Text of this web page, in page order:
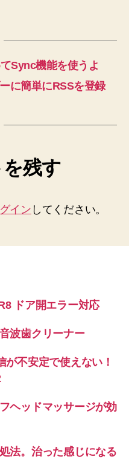
Sync機能を使うよ
に簡単にRSSを登録
残す
イン してください。
ドア開エラー対応
波歯クリーナー
不安定で使えない！
ヘッドマッサージが効
法。治った感じになる